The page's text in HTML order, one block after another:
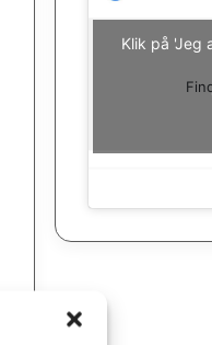
Klik på 'Jeg